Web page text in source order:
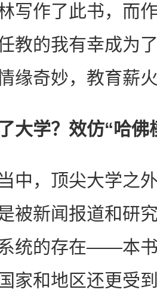
写作了此书，而
教的我有幸成为
缘奇妙，教育薪
大学？效仿“哈佛
，顶尖大学之外
被新闻报道和研
统的存在——本
家和地区还更受